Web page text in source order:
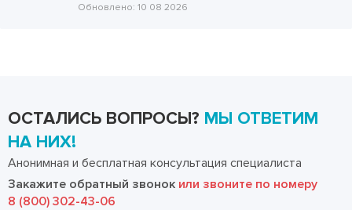
Обновлено: 10 08 2026
ОСТАЛИСЬ ВОПРОСЫ? МЫ ОТВЕТИМ
НА НИХ!
Анонимная и бесплатная консультация специалиста
Закажите обратный звонок или звоните по номеру
8 (800) 302-43-06